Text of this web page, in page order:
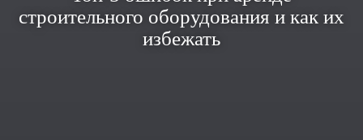
строительного оборудования и как их
избежать